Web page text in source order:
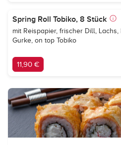
Spring Roll Tobiko, 8 Stück
mit Reispapier, frischer Dill, Lachs,
Gurke, on top Tobiko
11,90 €